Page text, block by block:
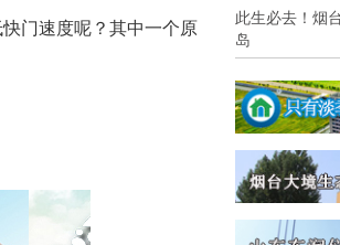
门速度呢？其中一个原
此生必去！烟
岛